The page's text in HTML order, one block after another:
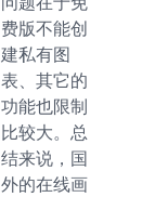
费版不能创
建私有图
表、其它的
功能也限制
比较大。总
结来说，国
外的在线画